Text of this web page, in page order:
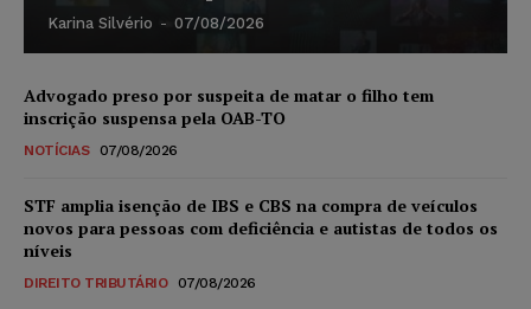
Karina Silvério - 07/08/2026
Advogado preso por suspeita de matar o filho tem
inscrição suspensa pela OAB-TO
NOTÍCIAS 07/08/2026
STF amplia isenção de IBS e CBS na compra de veículos
novos para pessoas com deficiência e autistas de todos os
níveis
DIREITO TRIBUTÁRIO 07/08/2026